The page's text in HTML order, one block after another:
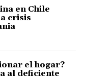
en Chile
crisis
el hogar?
al deficiente